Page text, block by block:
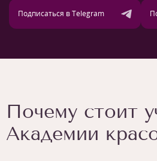
Подписаться в Telegram
Почему стоит
Академии